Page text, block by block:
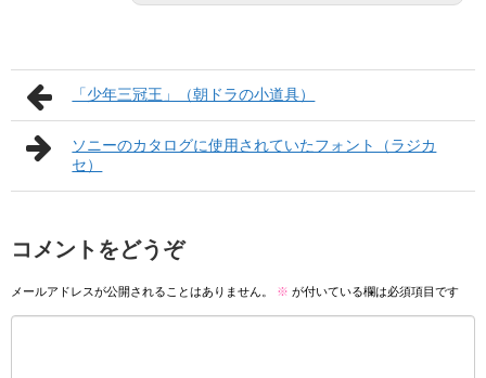
「少年三冠王」（朝ドラの小道具）
ソニーのカタログに使用されていたフォント（ラジカ
セ）
コメントをどうぞ
メールアドレスが公開されることはありません。 ※ が付いている欄は必須項目です